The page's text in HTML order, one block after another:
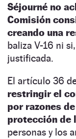
Séjourné no
Comisión
creando una
baliza V-16 ni
justificada.
El artículo 36
restringir el
por razones
protección de
personas y los